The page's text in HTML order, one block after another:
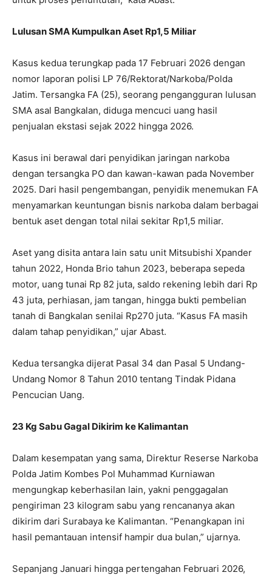
Lulusan SMA Kumpulkan Aset Rp1,5 Miliar
Kasus kedua terungkap pada 17 Februari 2026 dengan
nomor laporan polisi LP 76/Rektorat/Narkoba/Polda
Jatim. Tersangka FA (25), seorang pengangguran lulusan
SMA asal Bangkalan, diduga mencuci uang hasil
penjualan ekstasi sejak 2022 hingga 2026.
Kasus ini berawal dari penyidikan jaringan narkoba
dengan tersangka PO dan kawan-kawan pada November
2025. Dari hasil pengembangan, penyidik menemukan FA
menyamarkan keuntungan bisnis narkoba dalam berbagai
bentuk aset dengan total nilai sekitar Rp1,5 miliar.
Aset yang disita antara lain satu unit Mitsubishi Xpander
tahun 2022, Honda Brio tahun 2023, beberapa sepeda
motor, uang tunai Rp 82 juta, saldo rekening lebih dari Rp
43 juta, perhiasan, jam tangan, hingga bukti pembelian
tanah di Bangkalan senilai Rp270 juta. “Kasus FA masih
dalam tahap penyidikan,” ujar Abast.
Kedua tersangka dijerat Pasal 34 dan Pasal 5 Undang-
Undang Nomor 8 Tahun 2010 tentang Tindak Pidana
Pencucian Uang.
23 Kg Sabu Gagal Dikirim ke Kalimantan
Dalam kesempatan yang sama, Direktur Reserse Narkoba
Polda Jatim Kombes Pol Muhammad Kurniawan
mengungkap keberhasilan lain, yakni penggagalan
pengiriman 23 kilogram sabu yang rencananya akan
dikirim dari Surabaya ke Kalimantan. “Penangkapan ini
hasil pemantauan intensif hampir dua bulan,” ujarnya.
Sepanjang Januari hingga pertengahan Februari 2026,